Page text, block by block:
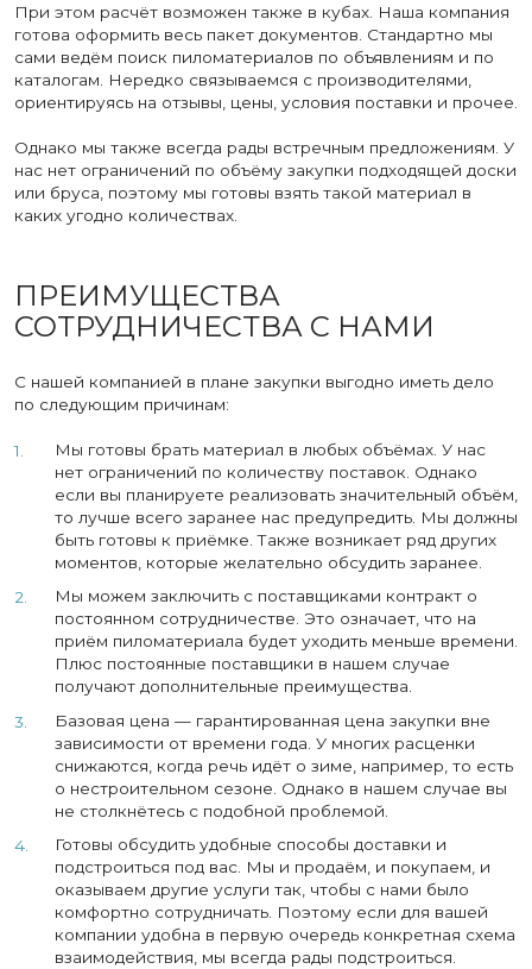
При этом расчёт возможен также в кубах. Наша компания
готова оформить весь пакет документов. Стандартно мы
сами ведём поиск пиломатериалов по объявлениям и по
каталогам. Нередко связываемся с производителями,
ориентируясь на отзывы, цены, условия поставки и прочее.
Однако мы также всегда рады встречным предложениям. У
нас нет ограничений по объёму закупки подходящей доски
или бруса, поэтому мы готовы взять такой материал в
каких угодно количествах.
ПРЕИМУЩЕСТВА
СОТРУДНИЧЕСТВА С НАМИ
С нашей компанией в плане закупки выгодно иметь дело
по следующим причинам:
Мы готовы брать материал в любых объёмах. У нас
нет ограничений по количеству поставок. Однако
если вы планируете реализовать значительный объём,
то лучше всего заранее нас предупредить. Мы должны
быть готовы к приёмке. Также возникает ряд других
моментов, которые желательно обсудить заранее.
Мы можем заключить с поставщиками контракт о
постоянном сотрудничестве. Это означает, что на
приём пиломатериала будет уходить меньше времени.
Плюс постоянные поставщики в нашем случае
получают дополнительные преимущества.
Базовая цена — гарантированная цена закупки вне
зависимости от времени года. У многих расценки
снижаются, когда речь идёт о зиме, например, то есть
о нестроительном сезоне. Однако в нашем случае вы
не столкнётесь с подобной проблемой.
Готовы обсудить удобные способы доставки и
подстроиться под вас. Мы и продаём, и покупаем, и
оказываем другие услуги так, чтобы с нами было
комфортно сотрудничать. Поэтому если для вашей
компании удобна в первую очередь конкретная схема
взаимодействия, мы всегда рады подстроиться.